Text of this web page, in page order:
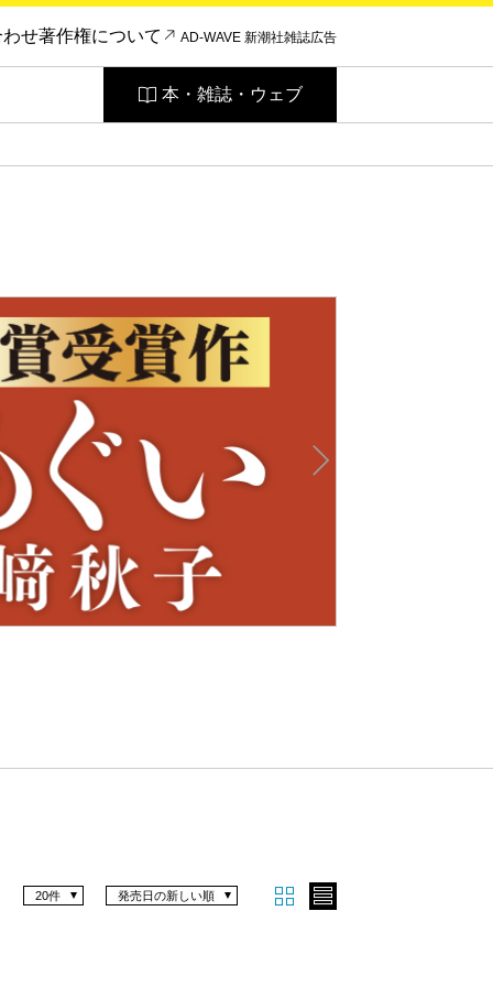
わせ著作権について AD-WAVE 新潮社雑誌広告
本・雑誌・ウェブ
発売日の新しい順
20件